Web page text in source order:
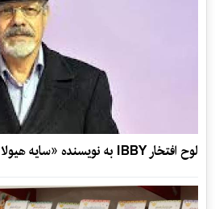
لوح افتخار IBBY به نویسنده «سایه هیولا» اهدا شد